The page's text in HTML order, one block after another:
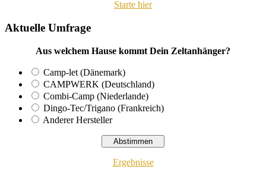
Starte hier
Aktuelle Umfrage
Aus welchem Hause kommt Dein Zeltanhänger?
Camp-let (Dänemark)
CAMPWERK (Deutschland)
Combi-Camp (Niederlande)
Dingo-Tec/Trigano (Frankreich)
Anderer Hersteller
Ergebnisse